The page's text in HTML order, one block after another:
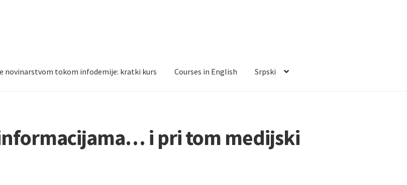
novinarstvom tokom infodemije: kratki kurs Courses in English Srpski
i pri tom medijski